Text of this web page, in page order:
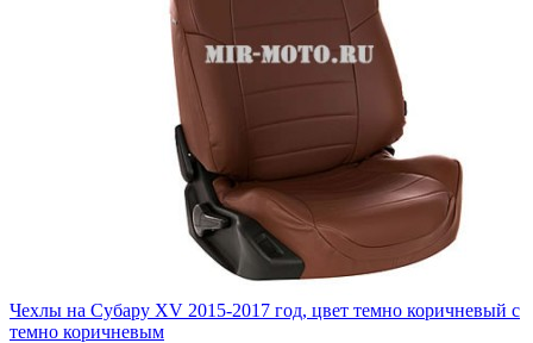
Чехлы на Субару XV 2015-2017 год, цвет темно коричневый с
темно коричневым